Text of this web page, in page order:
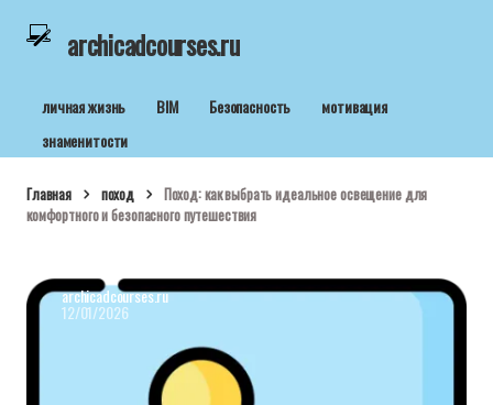
archicadcourses.ru
личная жизнь BIM Безопасность
мотивация
знаменитости
Главная поход
Поход: как выбрать идеальное освещение для
комфортного и безопасного путешествия
archicadcourses.ru
12/01/2026